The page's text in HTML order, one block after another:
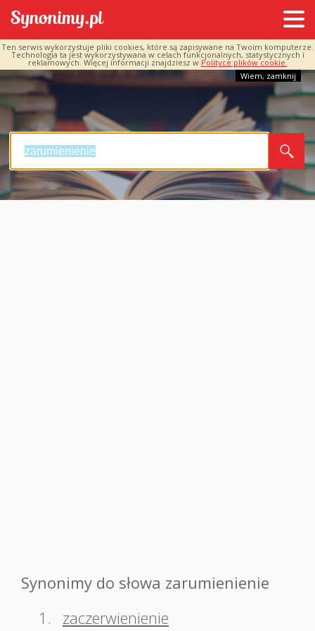
Ten serwis wykorzystuje pliki cookies, które są zapisywane na Twoim komputerze.
Technologia ta jest wykorzystywana w celach funkcjonalnych, statystycznych i
reklamowych. Więcej informacji znajdziesz w Polityce plików cookie.
Wiem, zamknij
Synonimy do słowa zarumienienie
1.
zaczerwienienie